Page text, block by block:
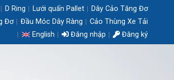
D Ring Lưới quấn Pallet
Dây Cảo Tăng Đơ
Đơ
Đầu Móc Dây Ràng
Cảo Thùng Xe Tải
English
Đăng nhập Đăng ký